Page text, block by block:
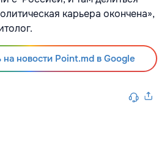
карьера окончена»,
новости Point.md в Google